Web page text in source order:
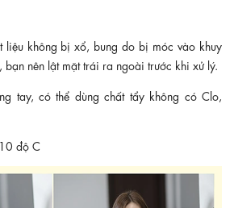
liệu không bị xổ, bung do bị móc vào khuy
nên lật mặt trái ra ngoài trước khi xử lý.
tay, có thể dùng chất tẩy không có Clo,
độ C